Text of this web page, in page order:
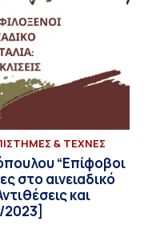
& ΤΕΧΝΕΣ
“Επίφοβοι
στο αινειαδικό
και
2023]